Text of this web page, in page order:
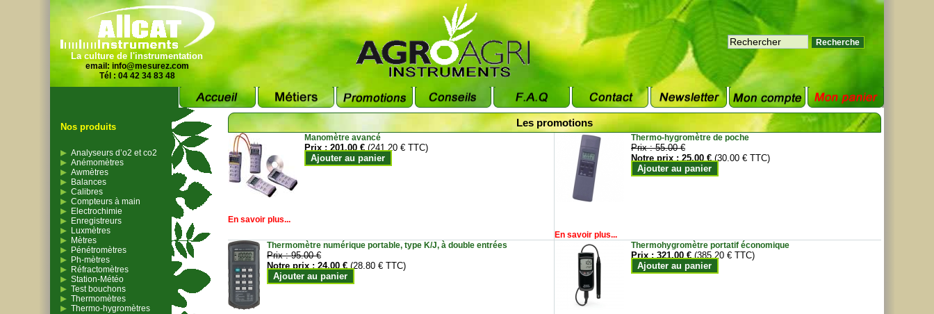
La culture de l'instrumentation
email: info@mesurez.com
Tél : 04 42 34 83 48
Nos produits
Analyseurs d’o2 et co2
Anémomètres
Awmètres
Balances
Calibres
Compteurs à main
Electrochimie
Enregistreurs
Luxmètres
Mètres
Pénétromètres
Ph-mètres
Réfractomètres
Station-Météo
Test bouchons
Thermomètres
Thermo-hygromètres
Les promotions
Manomètre avancé
Prix :201.00 € (241.20 € TTC)
Ajouter au panier
En savoir plus...
Thermo-hygromètre de poche
Prix :55.00 €
Notre prix :25.00 € (30.00 € TTC)
Ajouter au panier
En savoir plus...
Thermomètre numérique portable, type K/J, à double entrées
Prix :95.00 €
Notre prix :24.00 € (28.80 € TTC)
Ajouter au panier
Thermohygromètre portatif économique
Prix :321.00 € (385.20 € TTC)
Ajouter au panier